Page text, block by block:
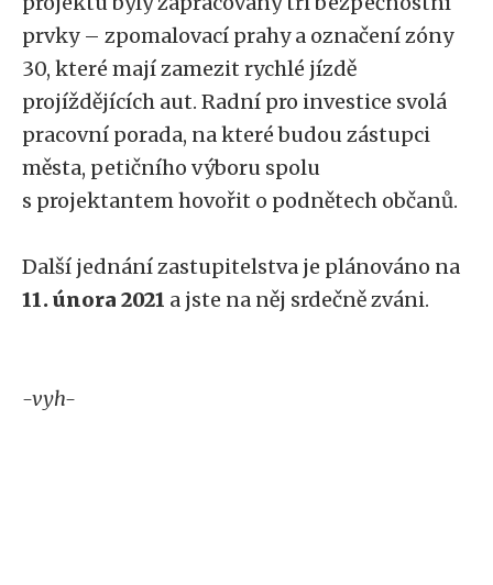
prvky – zpomalovací prahy a označení zóny
30, které mají zamezit rychlé jízdě
projíždějících aut. Radní pro investice svolá
pracovní porada, na které budou zástupci
města, petičního výboru spolu
s projektantem hovořit o podnětech občanů.
Další jednání zastupitelstva je plánováno na
11. února 2021 a jste na něj srdečně zváni.
-vyh-